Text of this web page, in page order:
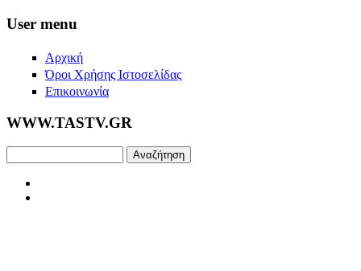
Skip to main content
User menu
Αρχική
Όροι Χρήσης Ιστοσελίδας
Επικοινωνία
WWW.TASTV.GR